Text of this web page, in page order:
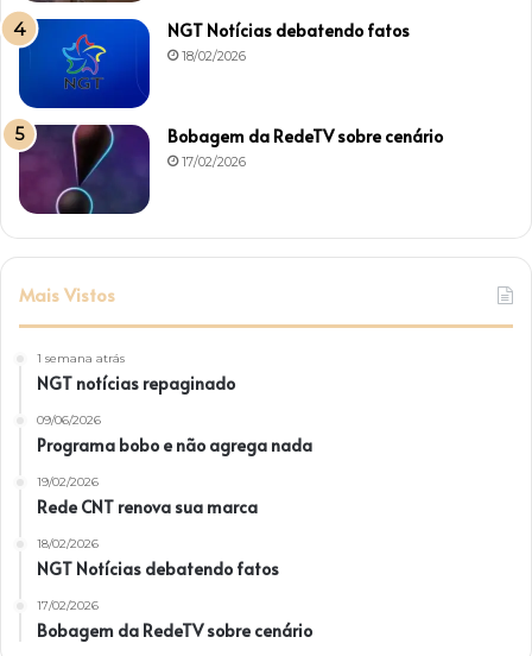
NGT Notícias debatendo fatos
18/02/2026
Bobagem da RedeTV sobre cenário
17/02/2026
Mais Vistos
1 semana atrás
NGT notícias repaginado
09/06/2026
Programa bobo e não agrega nada
19/02/2026
Rede CNT renova sua marca
18/02/2026
NGT Notícias debatendo fatos
17/02/2026
Bobagem da RedeTV sobre cenário